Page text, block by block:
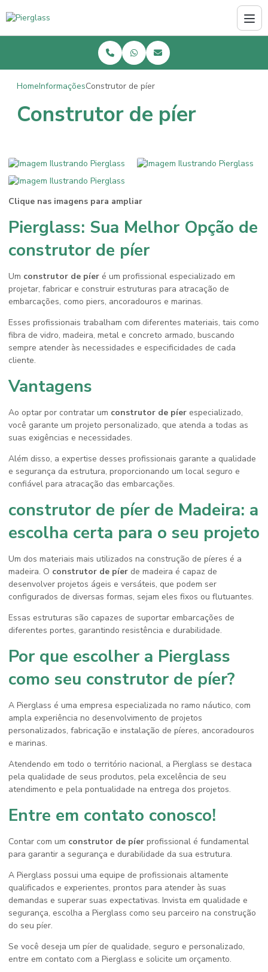
HomeInformaçõesConstrutor de píer
Construtor de píer
Clique nas imagens para ampliar
Pierglass: Sua Melhor Opção de
construtor de píer
Um construtor de píer é um profissional especializado em
projetar, fabricar e construir estruturas para atracação de
embarcações, como piers, ancoradouros e marinas.
Esses profissionais trabalham com diferentes materiais, tais como
fibra de vidro, madeira, metal e concreto armado, buscando
sempre atender às necessidades e especificidades de cada
cliente.
Vantagens
Ao optar por contratar um construtor de píer especializado,
você garante um projeto personalizado, que atenda a todas as
suas exigências e necessidades.
Além disso, a expertise desses profissionais garante a qualidade
e segurança da estrutura, proporcionando um local seguro e
confiável para atracação das embarcações.
construtor de píer de Madeira: a
escolha certa para o seu projeto
Um dos materiais mais utilizados na construção de píeres é a
madeira. O construtor de píer de madeira é capaz de
desenvolver projetos ágeis e versáteis, que podem ser
configurados de diversas formas, sejam eles fixos ou flutuantes.
Essas estruturas são capazes de suportar embarcações de
diferentes portes, garantindo resistência e durabilidade.
Por que escolher a Pierglass
como seu construtor de píer?
A Pierglass é uma empresa especializada no ramo náutico, com
ampla experiência no desenvolvimento de projetos
personalizados, fabricação e instalação de píeres, ancoradouros
e marinas.
Atendendo em todo o território nacional, a Pierglass se destaca
pela qualidade de seus produtos, pela excelência de seu
atendimento e pela pontualidade na entrega dos projetos.
Entre em contato conosco!
Contar com um construtor de píer profissional é fundamental
para garantir a segurança e durabilidade da sua estrutura.
A Pierglass possui uma equipe de profissionais altamente
qualificados e experientes, prontos para atender às suas
demandas e superar suas expectativas. Invista em qualidade e
segurança, escolha a Pierglass como seu parceiro na construção
do seu píer.
Se você deseja um píer de qualidade, seguro e personalizado,
entre em contato com a Pierglass e solicite um orçamento.